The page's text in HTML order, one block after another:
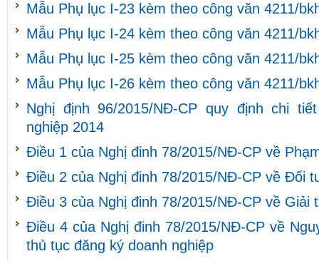
Mẫu Phụ lục I-23 kèm theo công văn 4211/
Mẫu Phụ lục I-24 kèm theo công văn 4211/
Mẫu Phụ lục I-25 kèm theo công văn 4211/
Mẫu Phụ lục I-26 kèm theo công văn 4211/
Nghị định 96/2015/NĐ-CP quy định chi
nghiệp 2014
Điều 1 của Nghị đinh 78/2015/NĐ-CP về
Điều 2 của Nghị đinh 78/2015/NĐ-CP về Đối
Điều 3 của Nghị đinh 78/2015/NĐ-CP về Giải
Điều 4 của Nghị đinh 78/2015/NĐ-CP về
thủ tục đăng ký doanh nghiệp